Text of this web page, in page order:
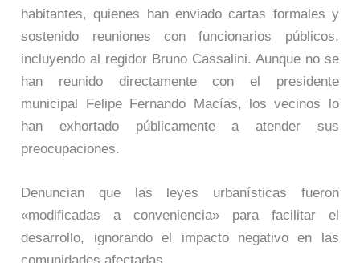
habitantes, quienes han enviado cartas formales y
sostenido reuniones con funcionarios públicos,
incluyendo al regidor Bruno Cassalini. Aunque no se
han reunido directamente con el presidente
municipal Felipe Fernando Macías, los vecinos lo
han exhortado públicamente a atender sus
preocupaciones.
Denuncian que las leyes urbanísticas fueron
«modificadas a conveniencia» para facilitar el
desarrollo, ignorando el impacto negativo en las